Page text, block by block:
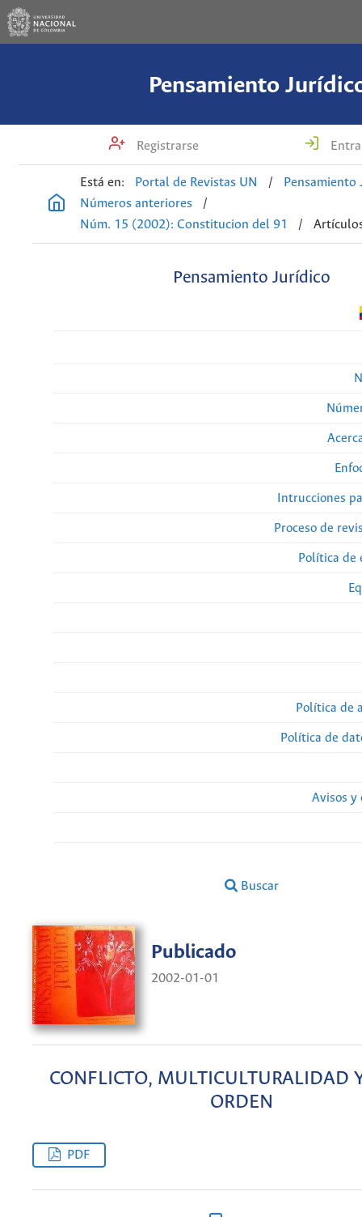
Pensamiento
Registrarse
Está en: Portal de Revistas UN /
Pensamiento
Números anteriores
/
Núm. 15 (2002): Constitucion del 91
/
Pensamiento Jurídico
Intrucciones
Proceso de
Política
Política de
Política de
Avisos y
Buscar
Publicado
2002-01-01
CONFLICTO, MULTICULTURALIDAD
ORDEN
PDF